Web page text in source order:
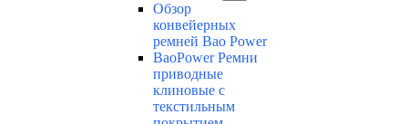
Обзор
конвейерных
ремней Bao Power
BaoPower Ремни
приводные
клиновые с
текстильным